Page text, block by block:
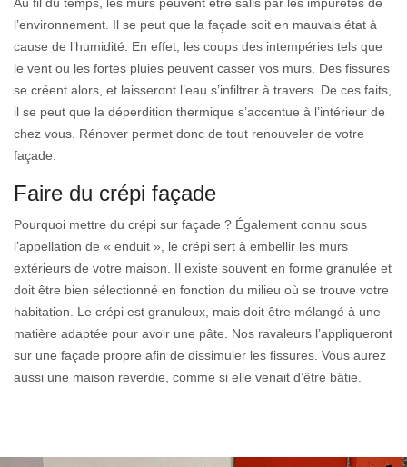
l’environnement. Il se peut que la façade soit en mauvais état à
cause de l’humidité. En effet, les coups des intempéries tels que
le vent ou les fortes pluies peuvent casser vos murs. Des fissures
se créent alors, et laisseront l’eau s’infiltrer à travers. De ces faits,
il se peut que la déperdition thermique s’accentue à l’intérieur de
chez vous. Rénover permet donc de tout renouveler de votre
façade.
Faire du crépi façade
Pourquoi mettre du crépi sur façade ? Également connu sous
l’appellation de « enduit », le crépi sert à embellir les murs
extérieurs de votre maison. Il existe souvent en forme granulée et
doit être bien sélectionné en fonction du milieu où se trouve votre
habitation. Le crépi est granuleux, mais doit être mélangé à une
matière adaptée pour avoir une pâte. Nos ravaleurs l’appliqueront
sur une façade propre afin de dissimuler les fissures. Vous aurez
aussi une maison reverdie, comme si elle venait d’être bâtie.